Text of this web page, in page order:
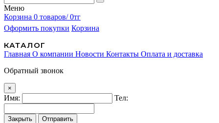
Меню
Корзина 0 товаров/ 0тг
Оформить покупки Корзина
КАТАЛОГ
Главная О компании Новости Контакты Оплата и доставка
Обратный звонок
×
Имя: Тел:
Закрыть Отправить